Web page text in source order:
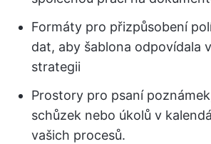
Formáty pro přizpůsobení
dat, aby šablona odpovídala
strategii
Prostory pro psaní
schůzek nebo úkolů v
vašich procesů.